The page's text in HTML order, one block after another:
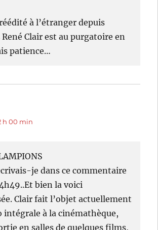
à l’étranger depuis
Clair est au purgatoire en
patience…
h 00 min
je dans ce commentaire
bien la voici
Clair fait l’objet actuellement
intégrale à la cinémathèque,
en salles de quelques films,